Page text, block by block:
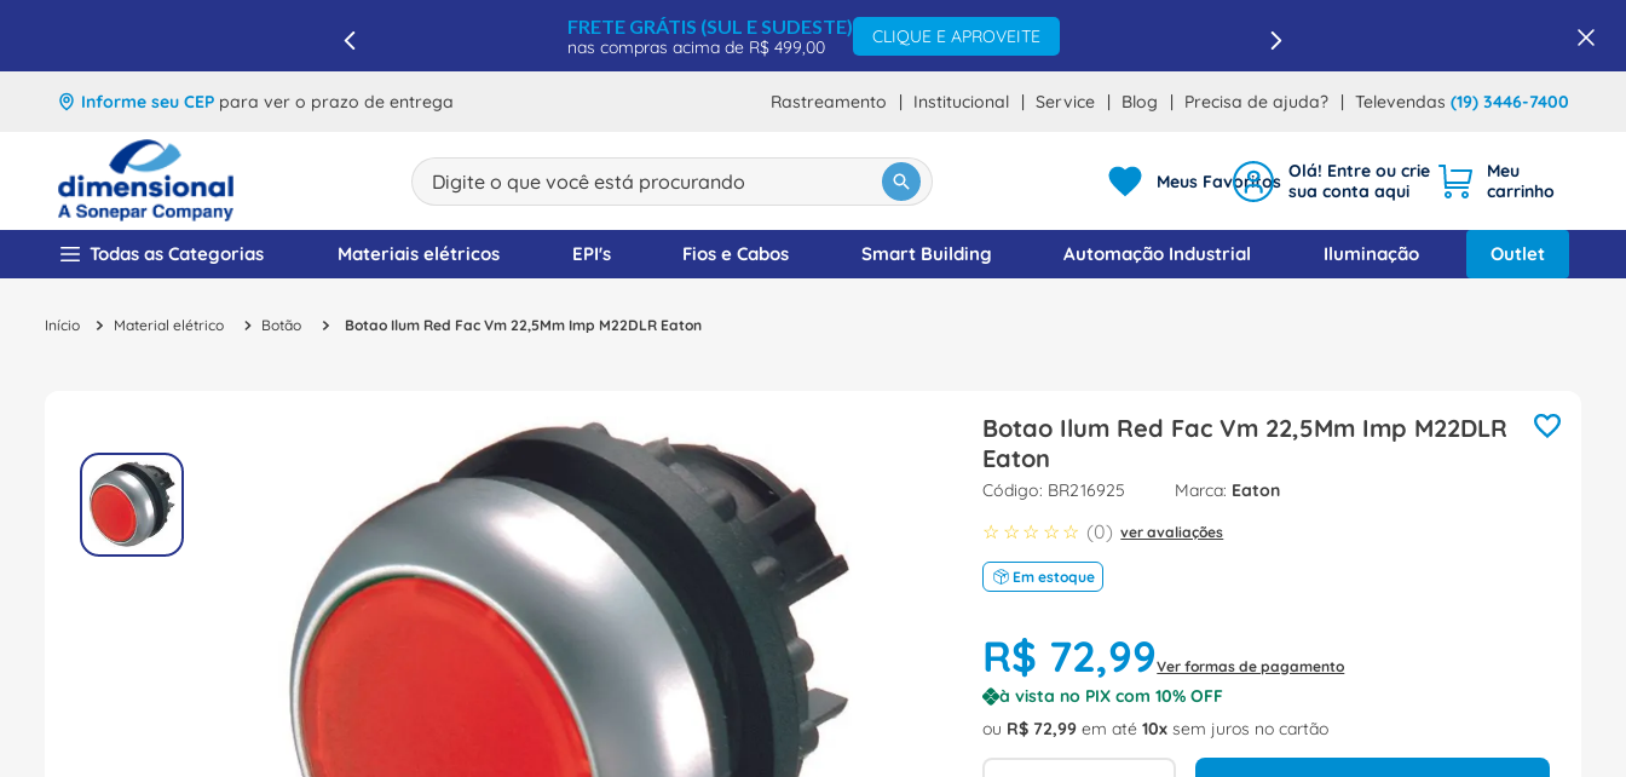
FRETE GRÁTIS (SUL E SUDESTE)
nas compras acima de R$ 499,00
CLIQUE E APROVEITE
Informe seu CEP para ver o prazo de entrega Rastreamento Institucional Service Blog Precisa de ajuda? Televendas (19) 3446-7400
Digite o que você está procurando
Meus Favoritos
Todas as Categorias Materiais elétricos EPI's Fios e Cabos Smart Building Automação Industrial Iluminação Outlet
Material elétrico Botão Botao Ilum Red Fac Vm 22,5Mm Imp M22DLR Eaton
Botao Ilum Red Fac Vm 22,5Mm Imp M22DLR
Eaton
: BR216925 Eaton
☆ ☆ ☆ ☆ ☆ (0) ver avaliações
Em estoque
R$ 72,99Ver formas de pagamento
à vista no PIX com10% OFF
ou R$ 72,99 em até10 sem juros no cartão
1º disjuntor
2º cabo flexivel
tomada
barramento
8º fita isolante
caixa passagem